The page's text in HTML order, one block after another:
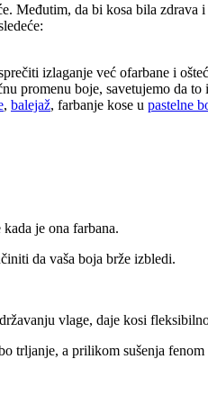
Međutim, da bi kosa bila zdrava
izlaganje već ofarbane i
promenu boje, savetujemo da
, balejaž, farbanje kose u pastelne
je ona farbana.
da vaša boja brže izbledi.
vlage, daje kosi
trljanje, a prilikom sušenja